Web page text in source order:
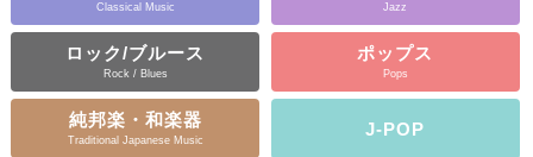
Classical Music Jazz
ロック/ブルース
Rock / Blues
ポップス
Pops
純邦楽・和楽器
Traditional Japanese Music
J-POP